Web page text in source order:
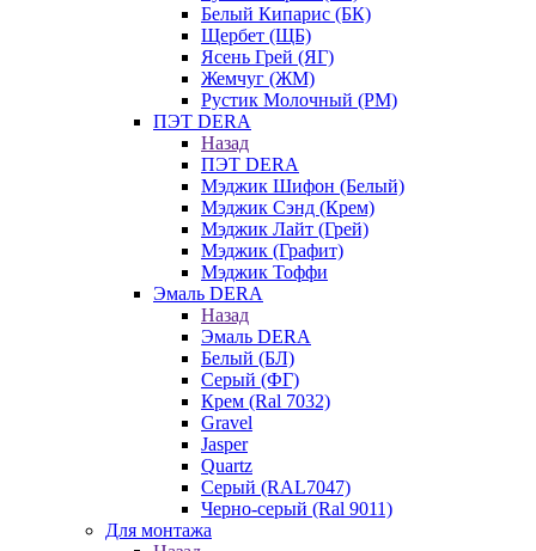
Белый Кипарис (БК)
Щербет (ЩБ)
Ясень Грей (ЯГ)
Жемчуг (ЖМ)
Рустик Молочный (РМ)
ПЭТ DERA
Назад
ПЭТ DERA
Мэджик Шифон (Белый)
Мэджик Сэнд (Крем)
Мэджик Лайт (Грей)
Мэджик (Графит)
Мэджик Тоффи
Эмаль DERA
Назад
Эмаль DERA
Белый (БЛ)
Серый (ФГ)
Крем (Ral 7032)
Gravel
Jasper
Quartz
Серый (RAL7047)
Черно-серый (Ral 9011)
Для монтажа